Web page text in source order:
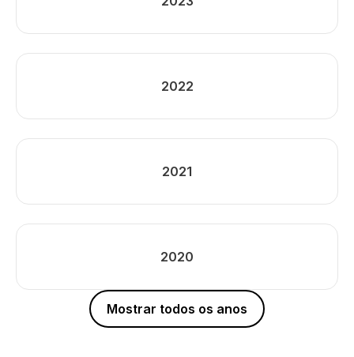
2022
2021
2020
Mostrar todos os anos